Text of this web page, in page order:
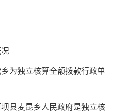
况
乡为独立核算全额拨款行政单
坝县麦昆乡人民政府是独立核